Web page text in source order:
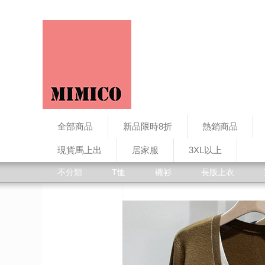
全部商品 新品限時8折 熱銷商品
現貨馬上出 居家服 3XL以上
不分類 T恤 襯衫 長版上衣